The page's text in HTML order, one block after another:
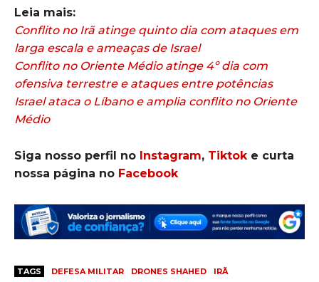
Leia mais:
Conflito no Irã atinge quinto dia com ataques em
larga escala e ameaças de Israel
Conflito no Oriente Médio atinge 4º dia com
ofensiva terrestre e ataques entre potências
Israel ataca o Líbano e amplia conflito no Oriente
Médio
Siga nosso perfil no Instagram, Tiktoke curta
nossa página no Facebook
TAGS DEFESA MILITAR DRONES SHAHED
IRÃ